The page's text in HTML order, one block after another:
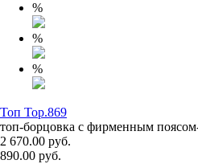
%
%
%
Топ Top.869
топ-борцовка с фирменным
2 670.00 руб.
890.00 руб.